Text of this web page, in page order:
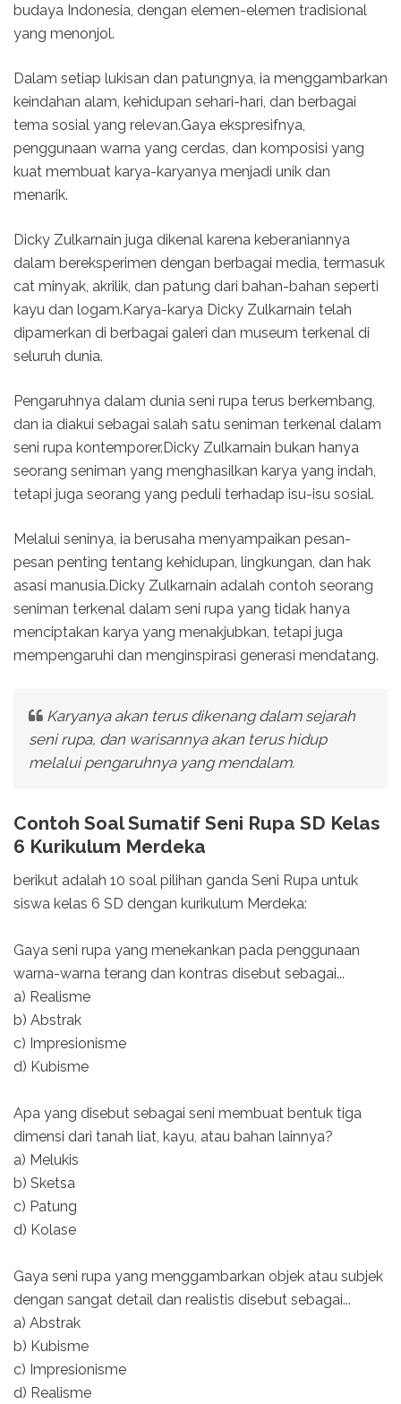
budaya Indonesia, dengan elemen-elemen tradisional
yang menonjol.
Dalam setiap lukisan dan patungnya, ia menggambarkan
keindahan alam, kehidupan sehari-hari, dan berbagai
tema sosial yang relevan.Gaya ekspresifnya,
penggunaan warna yang cerdas, dan komposisi yang
kuat membuat karya-karyanya menjadi unik dan
menarik.
Dicky Zulkarnain juga dikenal karena keberaniannya
dalam bereksperimen dengan berbagai media, termasuk
cat minyak, akrilik, dan patung dari bahan-bahan seperti
kayu dan logam.Karya-karya Dicky Zulkarnain telah
dipamerkan di berbagai galeri dan museum terkenal di
seluruh dunia.
Pengaruhnya dalam dunia seni rupa terus berkembang,
dan ia diakui sebagai salah satu seniman terkenal dalam
seni rupa kontemporer.Dicky Zulkarnain bukan hanya
seorang seniman yang menghasilkan karya yang indah,
tetapi juga seorang yang peduli terhadap isu-isu sosial.
Melalui seninya, ia berusaha menyampaikan pesan-
pesan penting tentang kehidupan, lingkungan, dan hak
asasi manusia.Dicky Zulkarnain adalah contoh seorang
seniman terkenal dalam seni rupa yang tidak hanya
menciptakan karya yang menakjubkan, tetapi juga
mempengaruhi dan menginspirasi generasi mendatang.
Karyanya akan terus dikenang dalam sejarah
seni rupa, dan warisannya akan terus hidup
melalui pengaruhnya yang mendalam.
Contoh Soal Sumatif Seni Rupa SD Kelas
6 Kurikulum Merdeka
berikut adalah 10 soal pilihan ganda Seni Rupa untuk
siswa kelas 6 SD dengan kurikulum Merdeka:
Gaya seni rupa yang menekankan pada penggunaan
warna-warna terang dan kontras disebut sebagai...
a) Realisme
b) Abstrak
c) Impresionisme
d) Kubisme
Apa yang disebut sebagai seni membuat bentuk tiga
dimensi dari tanah liat, kayu, atau bahan lainnya?
a) Melukis
b) Sketsa
c) Patung
d) Kolase
Gaya seni rupa yang menggambarkan objek atau subjek
dengan sangat detail dan realistis disebut sebagai...
a) Abstrak
b) Kubisme
c) Impresionisme
d) Realisme